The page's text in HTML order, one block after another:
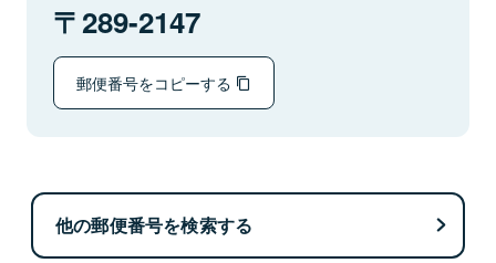
289-2147
郵便番号をコピーする
他の郵便番号を検索する